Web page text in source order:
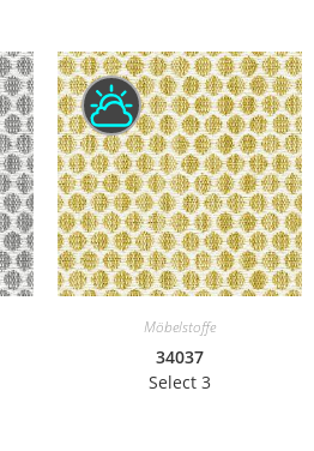
Möbelstoffe
34037
Select 3